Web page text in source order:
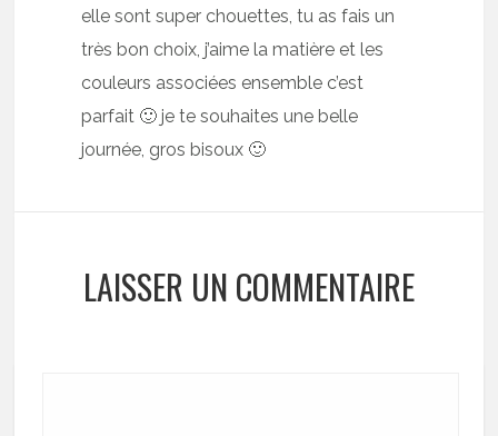
elle sont super chouettes, tu as fais un
très bon choix, j’aime la matière et les
couleurs associées ensemble c’est
parfait 🙂 je te souhaites une belle
journée, gros bisoux 🙂
LAISSER UN COMMENTAIRE